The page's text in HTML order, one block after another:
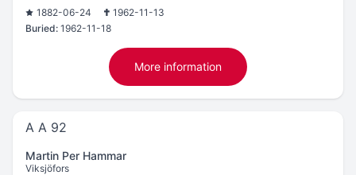
1882-06-24
1962-11-13
Buried: 1962-11-18
More information
A A 92
Martin Per Hammar
Viksjöfors